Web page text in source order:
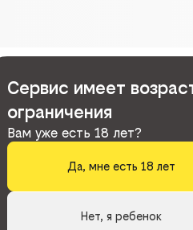
Сервис имеет
ограничения
Вам уже есть 18 лет?
Да, мне есть 18 лет
Нет, я ребенок